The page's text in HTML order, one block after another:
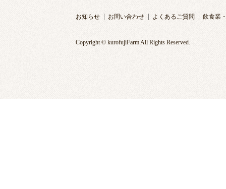
お知らせ お問い合わせ よくあるご質問 飲食業
Copyright © kurofujiFarm All Rights Reserved.